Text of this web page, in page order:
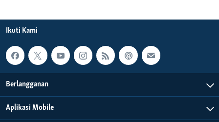
Ikuti Kami
Berlangganan
Aplikasi Mobile